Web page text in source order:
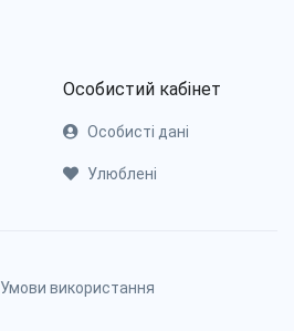
Особистий кабінет
Особисті дані
Улюблені
Умови використання